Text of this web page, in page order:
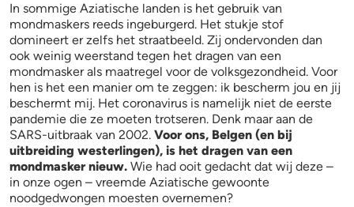
In sommige Aziatische landen is het gebruik van
mondmaskers reeds ingeburgerd. Het stukje stof
domineert er zelfs het straatbeeld. Zij ondervonden dan
ook weinig weerstand tegen het dragen van een
mondmasker als maatregel voor de volksgezondheid. Voor
hen is het een manier om te zeggen: ik bescherm jou en jij
beschermt mij. Het coronavirus is namelijk niet de eerste
pandemie die ze moeten trotseren. Denk maar aan de
SARS-uitbraak van 2002. Voor ons, Belgen (en bij
uitbreiding westerlingen), is het dragen van een
mondmasker nieuw. Wie had ooit gedacht dat wij deze –
in onze ogen – vreemde Aziatische gewoonte
noodgedwongen moesten overnemen?